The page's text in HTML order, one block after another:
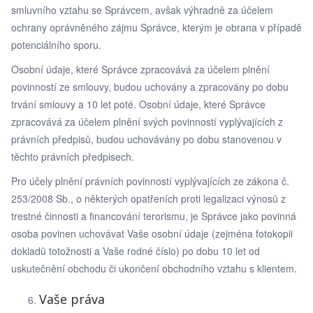
smluvního vztahu se Správcem, avšak výhradně za účelem
ochrany oprávněného zájmu Správce, kterým je obrana v případě
potenciálního sporu.
Osobní údaje, které Správce zpracovává za účelem plnění
povinností ze smlouvy, budou uchovány a zpracovány po dobu
trvání smlouvy a 10 let poté. Osobní údaje, které Správce
zpracovává za účelem plnění svých povinností vyplývajících z
právních předpisů, budou uchovávány po dobu stanovenou v
těchto právních předpisech.
Pro účely plnění právních povinností vyplývajících ze zákona č.
253/2008 Sb., o některých opatřeních proti legalizaci výnosů z
trestné činnosti a financování terorismu, je Správce jako povinná
osoba povinen uchovávat Vaše osobní údaje (zejména fotokopii
dokladů totožnosti a Vaše rodné číslo) po dobu 10 let od
uskutečnění obchodu či ukončení obchodního vztahu s klientem.
Vaše práva